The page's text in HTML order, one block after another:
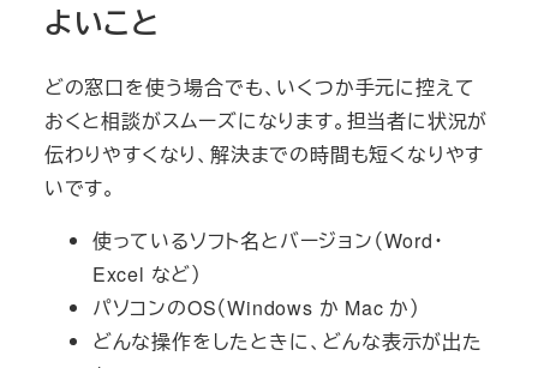
よいこと
どの窓口を使う場合でも、いくつか手元に控えて
おくと相談がスムーズになります。担当者に状況が
伝わりやすくなり、解決までの時間も短くなりやす
いです。
使っているソフト名とバージョン（Word・
Excel など）
パソコンのOS（Windows か Mac か）
どんな操作をしたときに、どんな表示が出た